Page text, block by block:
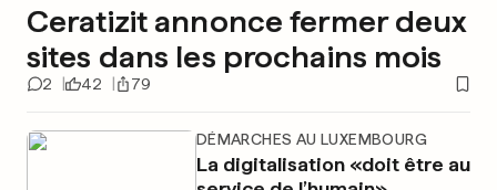
Ceratizit annonce fermer deux
sites dans les prochains mois
2 42 79
DÉMARCHES AU LUXEMBOURG
La digitalisation «doit être au